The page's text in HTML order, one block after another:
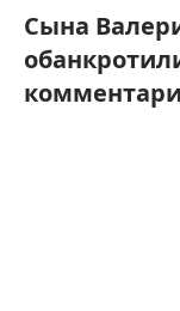
Сына